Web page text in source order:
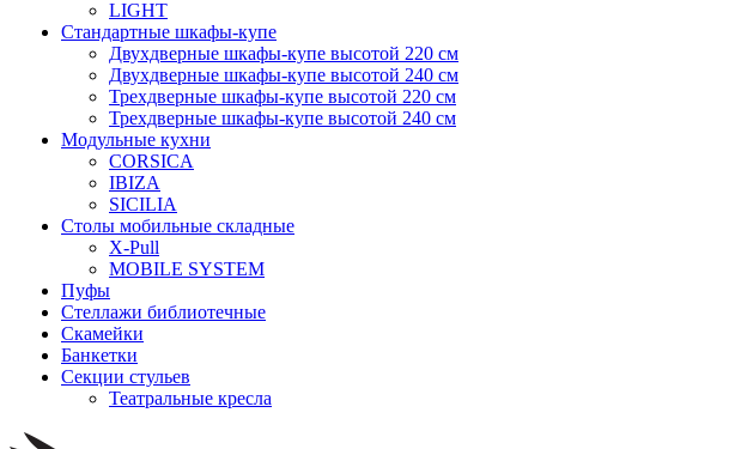
LIGHT
Стандартные шкафы-купе
Двухдверные шкафы-купе высотой 220 см
Двухдверные шкафы-купе высотой 240 см
Трехдверные шкафы-купе высотой 220 см
Трехдверные шкафы-купе высотой 240 см
Модульные кухни
CORSICA
IBIZA
SICILIA
Столы мобильные складные
X-Pull
MOBILE SYSTEM
Пуфы
Стеллажи библиотечные
Скамейки
Банкетки
Секции стульев
Театральные кресла